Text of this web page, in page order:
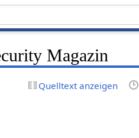
Magazin
Quelltext anzeigen